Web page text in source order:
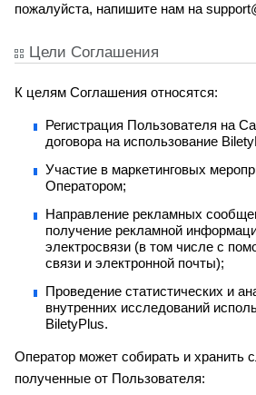
пожалуйста, напишите нам на
Цели Соглашения
К целям Соглашения относятся:
Регистрация Пользователя на
договора на использование
Участие в маркетинговых
Оператором;
Направление рекламных
получение рекламной
электросвязи (в том числе с
связи и электронной почты);
Проведение статистических и
внутренних исследований
BiletyPlus.
Оператор может собирать и хранить
полученные от Пользователя: